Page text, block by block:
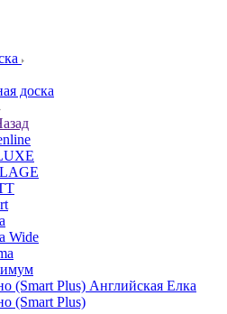
доска
Wide
(Smart Plus) Английская Елка
(Smart Plus)